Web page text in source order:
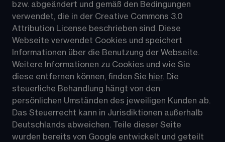
bzw. abgeändert und gemäß den Bedingungen
verwendet, die in der Creative Commons 3.0
Attribution License beschrieben sind. Diese
Webseite verwendet Cookies und speichert
Informationen über die Benutzung der Webseite.
Weitere Informationen zu Cookies und wie Sie
diese entfernen können, finden Sie hier. Die
steuerliche Behandlung hängt von den
persönlichen Umständen des jeweiligen Kunden ab.
Das Steuerrecht kann in Jurisdiktionen außerhalb
Deutschlands abweichen. Teile dieser Seite
wurden bereits von Google entwickelt und geteilt